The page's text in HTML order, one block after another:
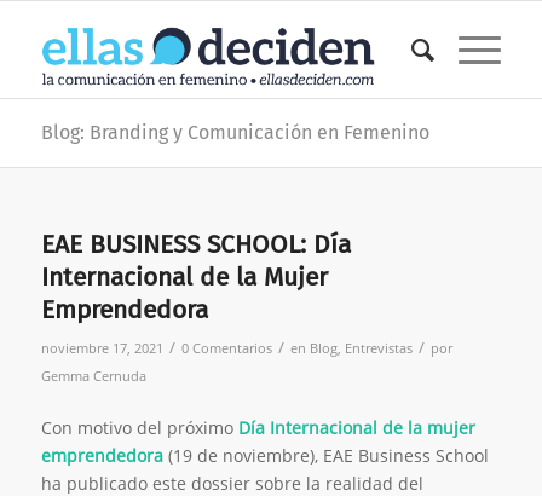
Blog: Branding y Comunicación en Femenino
EAE BUSINESS SCHOOL: Día
Internacional de la Mujer
Emprendedora
noviembre 17, 2021 / 0 Comentarios / en Blog, Entrevistas / por
Gemma Cernuda
Con motivo del próximo Día Internacional de la mujer
emprendedora(19 de noviembre), EAE Business School
ha publicado este dossier sobre la realidad del